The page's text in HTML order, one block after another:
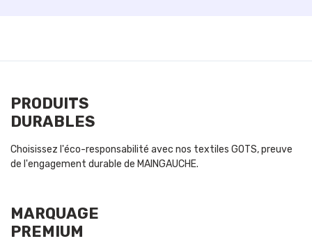
PRODUITS
DURABLES
Choisissez l'éco-responsabilité avec nos textiles GOTS, preuve
de l'engagement durable de MAINGAUCHE.
MARQUAGE
PREMIUM